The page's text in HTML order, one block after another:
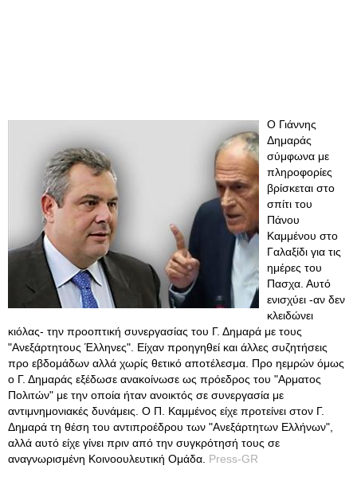
O Γιάννης
Δημαράς
σύμφωνα με
πληροφορίες
βρίσκεται στο
σπίτι του
Πάνου
Καμμένου στο
Γαλαξίδι για τις
ημέρες του
Πασχα. Αυτό
ενισχύει -αν δεν
κλειδώνει
κιόλας- την προοπτική συνεργασίας του Γ. Δημαρά με τους
"Ανεξάρτητους Έλληνες". Είχαν προηγηθεί και άλλες συζητήσεις
προ εβδομάδων αλλά χωρίς θετικό αποτέλεσμα. Προ ηεμρών όμως
ο Γ. Δημαράς εξέδωσε ανακοίνωσε ως πρόεδρος του "Αρματος
Πολιτών" με την οποία ήταν ανοικτός σε συνεργασία με
αντιμνημονιακές δυνάμεις. Ο Π. Καμμένος είχε προτείνει στον Γ.
Δημαρά τη θέση του αντιπροέδρου των "Ανεξάρτητων Ελλήνων",
αλλά αυτό είχε γίνει πριν από την συγκρότησή τους σε
αναγνωρισμένη Κοινοουλευτική Ομάδα. Press-GR